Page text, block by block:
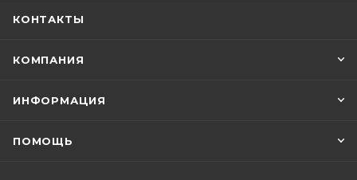
КОНТАКТЫ
КОМПАНИЯ
ИНФОРМАЦИЯ
ПОМОЩЬ